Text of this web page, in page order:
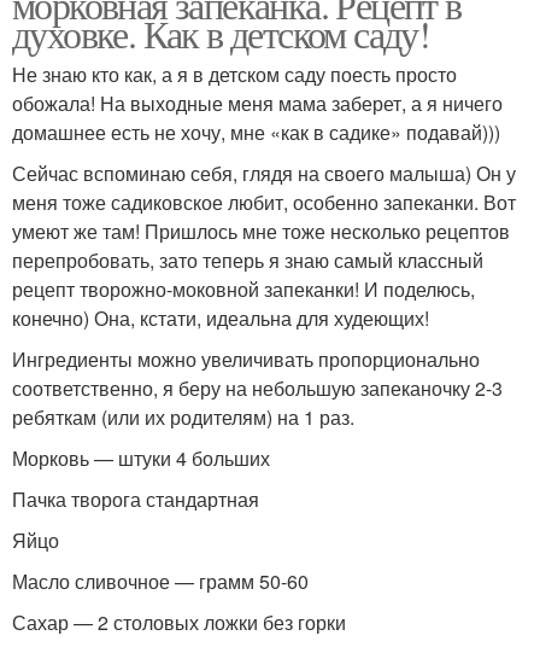
духовке. Как в детском саду!
Не знаю кто как, а я в детском саду поесть просто
обожала! На выходные меня мама заберет, а я ничего
домашнее есть не хочу, мне «как в садике» подавай)))
Сейчас вспоминаю себя, глядя на своего малыша) Он у
меня тоже садиковское любит, особенно запеканки. Вот
умеют же там! Пришлось мне тоже несколько рецептов
перепробовать, зато теперь я знаю самый классный
рецепт творожно-моковной запеканки! И поделюсь,
конечно) Она, кстати, идеальна для худеющих!
Ингредиенты можно увеличивать пропорционально
соответственно, я беру на небольшую запеканочку 2-3
ребяткам (или их родителям) на 1 раз.
Морковь — штуки 4 больших
Пачка творога стандартная
Яйцо
Масло сливочное — грамм 50-60
Сахар — 2 столовых ложки без горки